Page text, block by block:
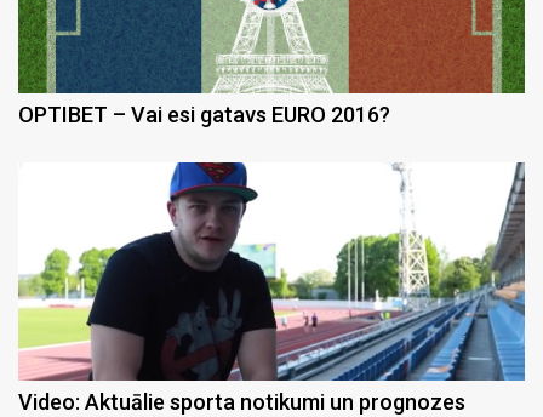
OPTIBET – Vai esi gatavs EURO 2016?
Video: Aktuālie sporta notikumi un prognozes